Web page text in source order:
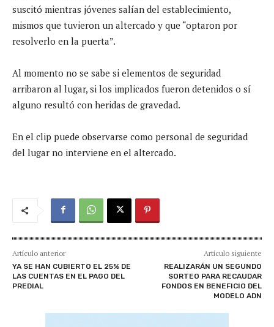
suscitó mientras jóvenes salían del establecimiento,
mismos que tuvieron un altercado y que “optaron por
resolverlo en la puerta”.
Al momento no se sabe si elementos de seguridad
arribaron al lugar, si los implicados fueron detenidos o sí
alguno resultó con heridas de gravedad.
En el clip puede observarse como personal de seguridad
del lugar no interviene en el altercado.
Artículo anterior
YA SE HAN CUBIERTO EL 25% DE
LAS CUENTAS EN EL PAGO DEL
PREDIAL
Artículo siguiente
REALIZARÁN UN SEGUNDO
SORTEO PARA RECAUDAR
FONDOS EN BENEFICIO DEL
MODELO ADN